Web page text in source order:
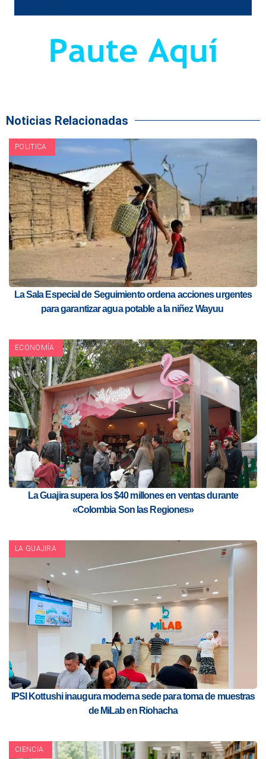
Noticias Relacionadas
POLITICA
La Sala Especial de Seguimiento ordena acciones urgentes
para garantizar agua potable a la niñez Wayuu
ECONOMÍA
La Guajira supera los $40 millones en ventas durante
«Colombia Son las Regiones»
LA GUAJIRA
IPSI Kottushi inaugura moderna sede para toma de muestras
de MiLab en Riohacha
CIENCIA